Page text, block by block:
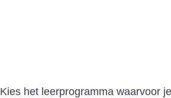
Kies het leerprogramma waarvoor